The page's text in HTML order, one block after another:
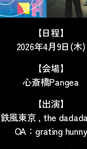
【日程】
2026年4月9日(木)
【会場】
心斎橋Pangea
【出演】
鉄風東京 , the
OA：grating hunny